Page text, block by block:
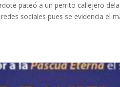
pateó a un perrito callejero
sociales pues se evidencia el